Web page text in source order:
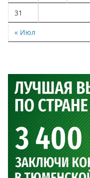
« Июл
31